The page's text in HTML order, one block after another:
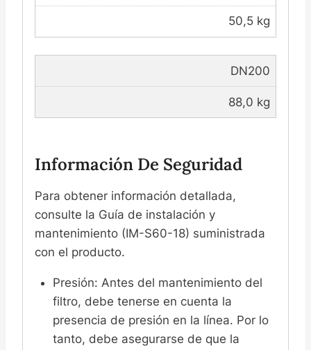
50,5 kg
DN200
88,0 kg
Información De Seguridad
Para obtener información detallada,
consulte la Guía de instalación y
mantenimiento (IM-S60-18) suministrada
con el producto.
Presión: Antes del mantenimiento del
filtro, debe tenerse en cuenta la
presencia de presión en la línea. Por lo
tanto, debe asegurarse de que la